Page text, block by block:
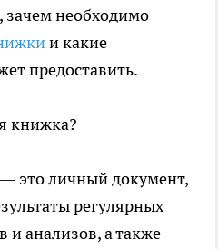
зачем необходимо
и какие
предоставить.
книжка?
это личный документ,
регулярных
и анализов, а также